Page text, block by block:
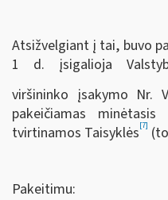
Atsižvelgiant į tai, buvo
1 d. įsigalioja
viršininko įsakymo Nr.
pakeičiamas
tvirtinamos Taisyklės[7]
Pakeitimu: